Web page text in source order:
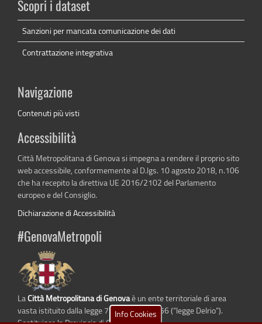
Scopri i dataset
Sanzioni per mancata comunicazione dei dati
Contrattazione integrativa
Navigazione
Contenuti più visti
Accessibilità
Città Metropolitana di Genova si impegna a rendere il proprio sito
web accessibile, conformemente al D.lgs. 10 agosto 2018, n.106
che ha recepito la direttiva UE 2016/2102 del Parlamento
europeo e del Consiglio.
Dichiarazione di Accessibilità
#GenovaMetropoli
LaCittà Metropolitana di Genovaè un ente territoriale di area
vasta istituito dalla legge 7 aprile 2014 n. 56 (“legge Delrio”).
Info Cookies